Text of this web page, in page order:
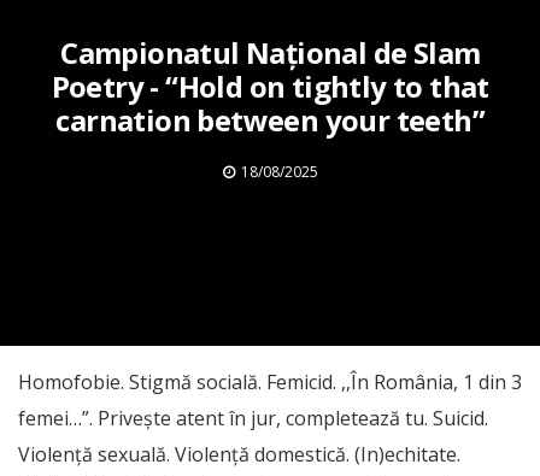
Campionatul Național de Slam
Poetry - “Hold on tightly to that
carnation between your teeth”
18/08/2025
Homofobie. Stigmă socială. Femicid. ,,În România, 1 din 3
femei…”. Privește atent în jur, completează tu. Suicid.
Violență sexuală. Violență domestică. (In)echitate.